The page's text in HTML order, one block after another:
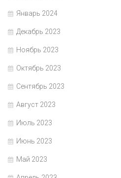
Январь 2024
Декабрь 2023
Ноябрь 2023
Октябрь 2023
Сентябрь 2023
Август 2023
Июль 2023
Июнь 2023
Май 2023